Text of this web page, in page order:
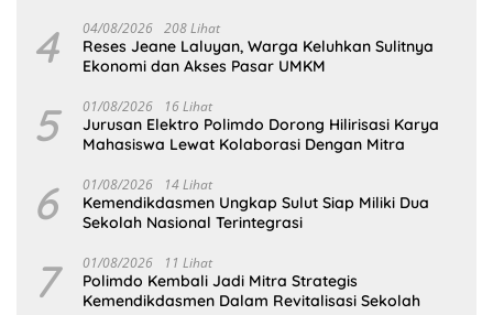
4 04/08/2026 208 Lihat
Reses Jeane Laluyan, Warga Keluhkan Sulitnya
Ekonomi dan Akses Pasar UMKM
5 01/08/2026 16 Lihat
Jurusan Elektro Polimdo Dorong Hilirisasi Karya
Mahasiswa Lewat Kolaborasi Dengan Mitra
6 01/08/2026 14 Lihat
Kemendikdasmen Ungkap Sulut Siap Miliki Dua
Sekolah Nasional Terintegrasi
7 01/08/2026 11 Lihat
Polimdo Kembali Jadi Mitra Strategis
Kemendikdasmen Dalam Revitalisasi Sekolah